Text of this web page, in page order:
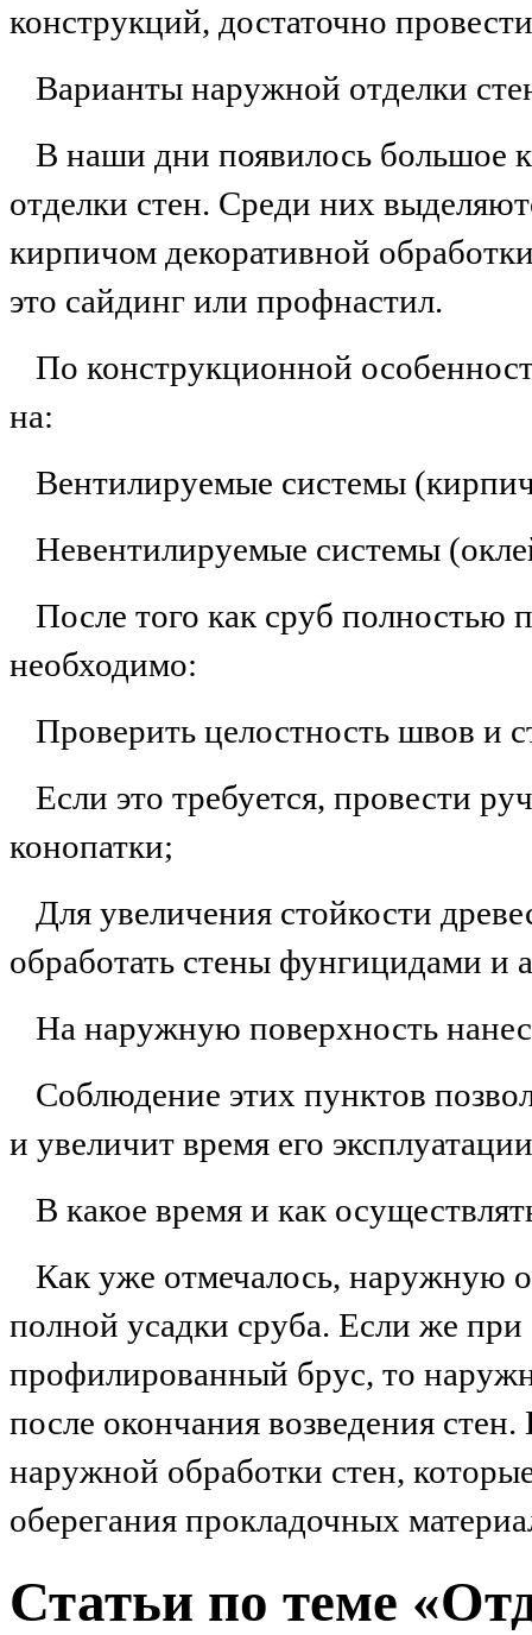
конструкций, достаточно
Варианты наружной отделки
В наши дни появилось большое
отделки стен. Среди них
кирпичом декоративной
это сайдинг или профнастил.
По конструкционной
на:
Вентилируемые системы
Невентилируемые системы
После того как сруб полностью
необходимо:
Проверить целостность швов и
Если это требуется, провести
конопатки;
Для увеличения стойкости
обработать стены фунгицидами и
На наружную поверхность
Соблюдение этих пунктов
и увеличит время его
В какое время и как
Как уже отмечалось, наружную
полной усадки сруба. Если же при
профилированный брус, то
после окончания возведения
наружной обработки стен,
оберегания прокладочных
Статьи по теме